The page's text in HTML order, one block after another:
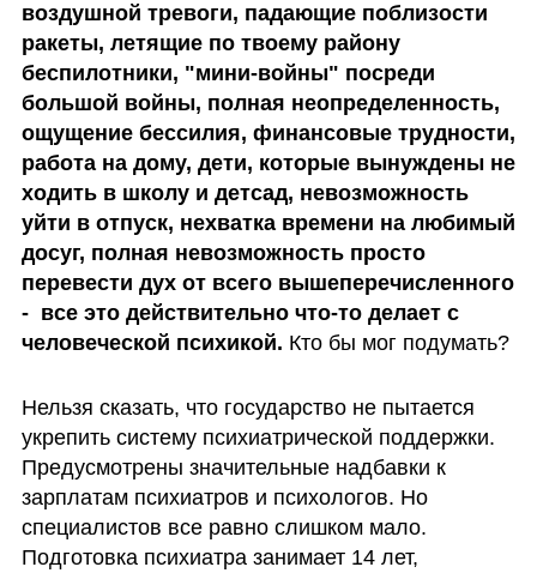
воздушной тревоги, падающие поблизости
ракеты, летящие по твоему району
беспилотники, "мини-войны" посреди
большой войны, полная неопределенность,
ощущение бессилия, финансовые трудности,
работа на дому, дети, которые вынуждены не
ходить в школу и детсад, невозможность
уйти в отпуск, нехватка времени на любимый
досуг, полная невозможность просто
перевести дух от всего вышеперечисленного
-  все это действительно что-то делает с
человеческой психикой. Кто бы мог подумать?
Нельзя сказать, что государство не пытается
укрепить систему психиатрической поддержки.
Предусмотрены значительные надбавки к
зарплатам психиатров и психологов. Но
специалистов все равно слишком мало.
Подготовка психиатра занимает 14 лет,